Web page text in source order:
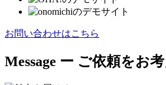
お問い合わせはこちら
Message ー ご依頼をお